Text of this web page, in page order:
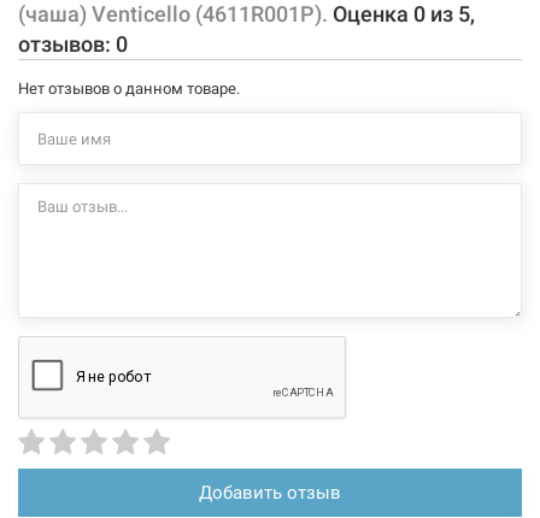
Характеристики и конфигурация изделия, а также комплектация
товара могут изменяться производителем без уведомления. За
внесенные производителем изменения, магазин ответственности
(чаша) Venticello (4611R001P). Оценка 0 из 5,
отзывов: 0
Нет отзывов о данном товаре.
Добавить отзыв